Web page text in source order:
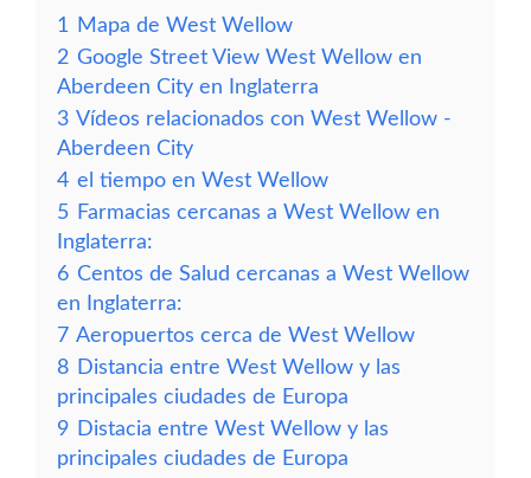
1
Mapa de West Wellow
2 Google Street View West Wellow en
Aberdeen City en Inglaterra
3 Vídeos relacionados con West Wellow -
Aberdeen City
4 el tiempo en West Wellow
5 Farmacias cercanas a West Wellow en
Inglaterra:
6 Centos de Salud cercanas a West Wellow
en Inglaterra:
7 Aeropuertos cerca de West Wellow
8 Distancia entre West Wellow y las
principales ciudades de Europa
9 Distacia entre West Wellow y las
principales ciudades de Europa